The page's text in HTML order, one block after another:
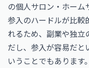
の個人サロン・ホーム
参入のハードルが比較
れるため、副業や独立
だし、参入が容易だと
いうことでもありま